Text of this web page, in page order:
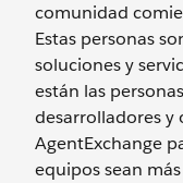
comunidad
Estas personas
soluciones y
están las
desarrolladores y
AgentExchange
equipos sean